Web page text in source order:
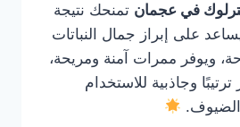
في عجمان تمنحك نتيجة
على إبراز جمال النباتات
ويوفر ممرات آمنة ومريحة،
وجاذبية للاستخدام
الضيوف.